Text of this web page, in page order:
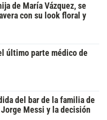
de María Vázquez, se
con su look floral y
último parte médico de
del bar de la familia de
Messi y la decisión